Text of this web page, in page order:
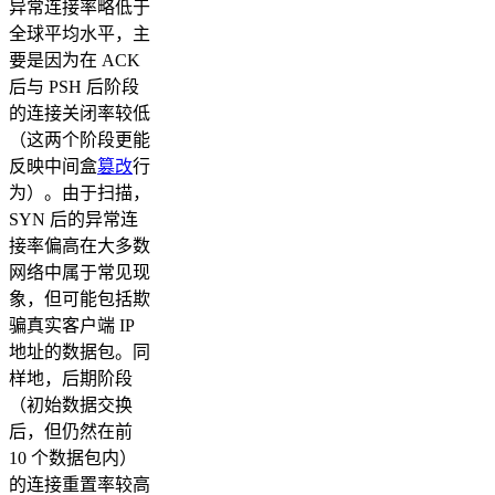
异常连接率略低于
全球平均水平，主
要是因为在 ACK
后与 PSH 后阶段
的连接关闭率较低
（这两个阶段更能
反映中间盒篡改行
为）。由于扫描，
SYN 后的异常连
接率偏高在大多数
网络中属于常见现
象，但可能包括欺
骗真实客户端 IP
地址的数据包。同
样地，后期阶段
（初始数据交换
后，但仍然在前
10 个数据包内）
的连接重置率较高